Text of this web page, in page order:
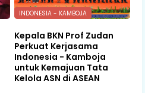
INDONESIA - KAMBOJA
Kepala BKN Prof Zudan
Perkuat Kerjasama
Indonesia - Kamboja
untuk Kemajuan Tata
Kelola ASN di ASEAN